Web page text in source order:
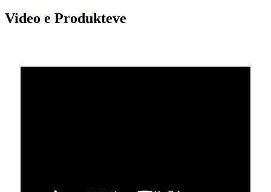
Video e Produkteve